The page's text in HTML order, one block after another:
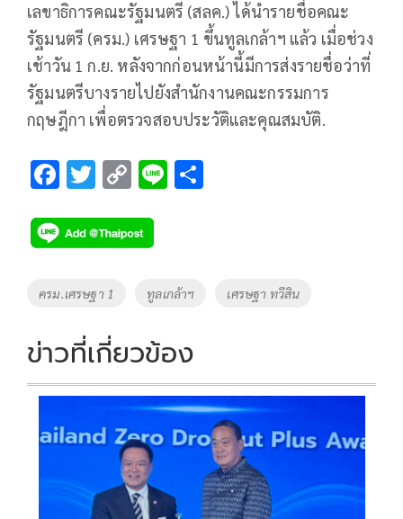
เลขาธิการคณะรัฐมนตรี (สลค.) ได้นำรายชื่อคณะ
รัฐมนตรี (ครม.) เศรษฐา 1 ขึ้นทูลเกล้าฯ แล้ว เมื่อช่วง
เช้าวัน 1 ก.ย. หลังจากก่อนหน้านี้มีการส่งรายชื่อว่าที่
รัฐมนตรีบางรายไปยังสำนักงานคณะกรรมการ
กฤษฎีกา เพื่อตรวจสอบประวัติและคุณสมบัติ.
F
e
b
o
k
T
tt
er
C
p
y
Li
k
Li
Tags
ครม.เศรษฐา 1 ทูลเกล้าฯ เศรษฐา ทวีสิน
ข่าวที่เกี่ยวข้อง